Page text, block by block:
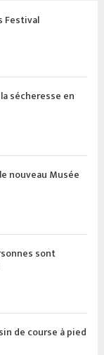
Festival
sécheresse en
nouveau Musée
sont
de course à pied